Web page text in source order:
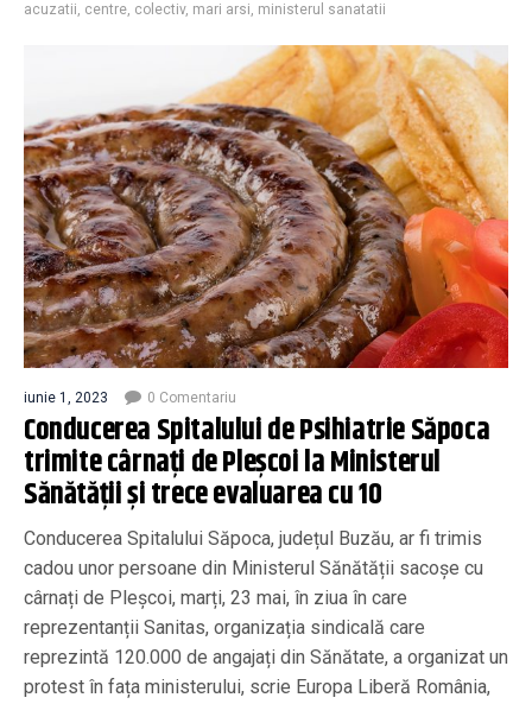
acuzatii, centre, colectiv, mari arsi, ministerul sanatatii
iunie 1, 2023 0 Comentariu
Conducerea Spitalului de Psihiatrie Săpoca
trimite cârnați de Pleșcoi la Ministerul
Sănătății și trece evaluarea cu 10
Conducerea Spitalului Săpoca, județul Buzău, ar fi trimis
cadou unor persoane din Ministerul Sănătății sacoșe cu
cârnați de Pleșcoi, marți, 23 mai, în ziua în care
reprezentanții Sanitas, organizația sindicală care
reprezintă 120.000 de angajați din Sănătate, a organizat un
protest în fața ministerului, scrie Europa Liberă România,